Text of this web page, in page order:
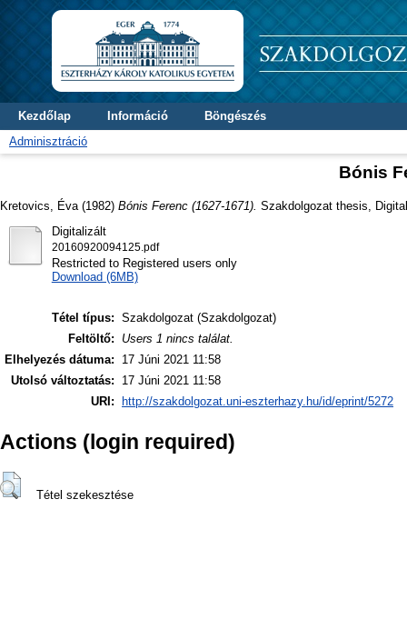
Kezdőlap Információ
Böngészés
Adminisztráció
Bónis
Kretovics, Éva (1982) Bónis Ferenc (1627-1671). Szakdolgozat thesis,
Digitalizált
20160920094125.pdf
Restricted to Registered users only
Download (6MB)
Tétel típus: Szakdolgozat (Szakdolgozat)
Feltöltő:
Users 1 nincs találat.
Elhelyezés dátuma:
17 Júni 2021 11:58
Utolsó változtatás:
17 Júni 2021 11:58
URI:
http://szakdolgozat.uni-eszterhazy.hu/id/eprint/5272
Actions (login required)
Tétel szekesztése